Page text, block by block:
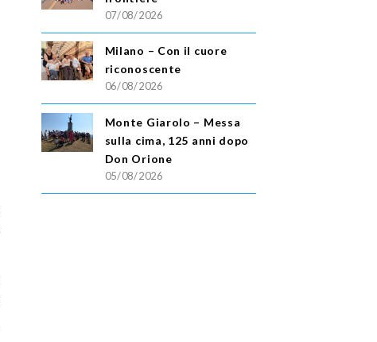
07/08/2026
Milano – Con il cuore
riconoscente
06/08/2026
Monte Giarolo – Messa
sulla cima, 125 anni dopo
Don Orione
05/08/2026